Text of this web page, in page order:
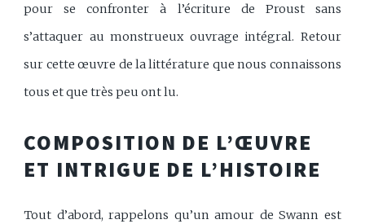
pour se confronter à l’écriture de Proust sans
s’attaquer au monstrueux ouvrage intégral. Retour
sur cette œuvre de la littérature que nous connaissons
tous et que très peu ont lu.
COMPOSITION DE L’ŒUVRE
ET INTRIGUE DE L’HISTOIRE
Tout d’abord, rappelons qu’un amour de Swann est